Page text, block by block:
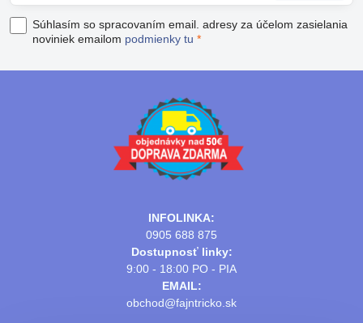
Súhlasím so spracovaním email. adresy za účelom zasielania
noviniek emailom podmienky tu *
INFOLINKA:
0905 688 875
Dostupnosť linky:
9:00 - 18:00 PO - PIA
EMAIL:
obchod@fajntricko.sk